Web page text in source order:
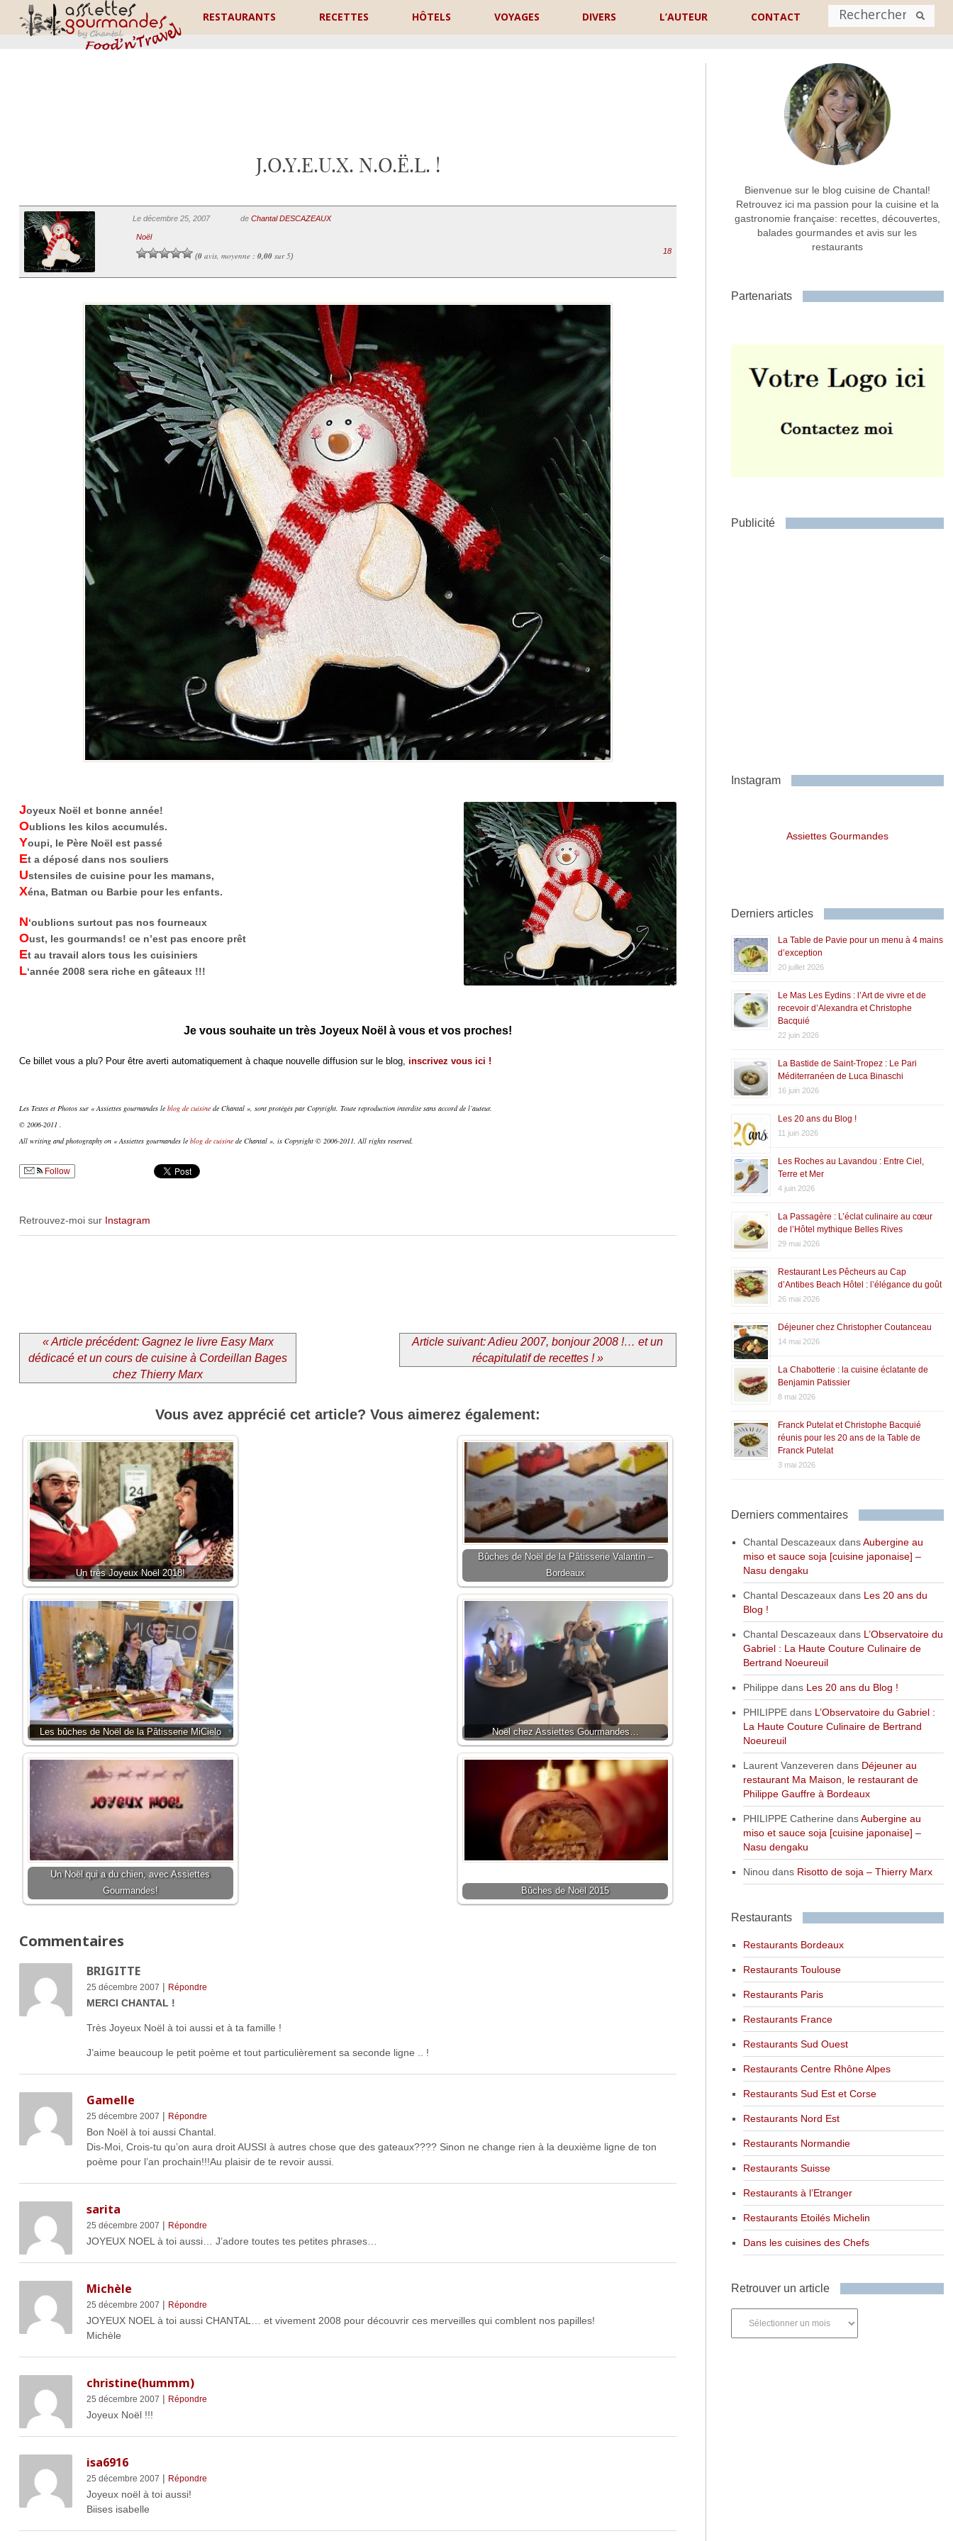
RESTAURANTS RECETTES HÔTELS VOYAGES DIVERS L’AUTEUR CONTACT
Nom
Commentaire ou message *
J.O.Y.E.U.X. N.O.Ë.L. !
Le décembre 25, 2007 de Chantal DESCAZEAUX
Noël
(0avis, moyenne : 0,00sur 5)
18
Joyeux Noël et bonne année!
Oublions les kilos accumulés.
Youpi, le Père Noël est passé
Et a déposé dans nos souliers
Ustensiles de cuisine pour les mamans,
Xéna, Batman ou Barbie pour les enfants.
N‘oublions surtout pas nos fourneaux
Oust, les gourmands! ce n’est pas encore prêt
Et au travail alors tous les cuisiniers
L‘année 2008 sera riche en gâteaux !!!
Je vous souhaite un très Joyeux Noël à vous et vos proches!
Ce billet vous a plu? Pour être averti automatiquement à chaque nouvelle diffusion sur le blog, inscrivez vous ici !
Les Textes et Photos sur « Assiettes gourmandes le blog de cuisinede Chantal », sont protégés par Copyright. Toute reproduction interdite sans accord de l’auteur.
© 2006-2011 .
All writing and photography on « Assiettes gourmandes le blog de cuisinede Chantal », is Copyright © 2006-2011. All rights reserved.
Follow
Retrouvez-moi sur Instagram
« Article précédent: Gagnez le livre Easy Marx
dédicacé et un cours de cuisine à Cordeillan Bages
chez Thierry Marx
Article suivant: Adieu 2007, bonjour 2008 !… et un
récapitulatif de recettes ! »
Vous avez apprécié cet article? Vous aimerez également:
Un très Joyeux Noël 2018!
Bûches de Noël de la Pâtisserie Valantin –
Bordeaux
Les bûches de Noël de la Pâtisserie MiCielo Noël chez Assiettes Gourmandes…
Un Noël qui a du chien, avec Assiettes
Gourmandes!
Bûches de Noël 2015
Commentaires
BRIGITTE
25 décembre 2007 | Répondre
MERCI CHANTAL !
Très Joyeux Noël à toi aussi et à ta famille !
J’aime beaucoup le petit poème et tout particulièrement sa seconde ligne .. !
Gamelle
25 décembre 2007 | Répondre
Bon Noël à toi aussi Chantal.
Dis-Moi, Crois-tu qu’on aura droit AUSSI à autres chose que des gateaux???? Sinon ne change rien à la deuxième ligne de ton
poème pour l’an prochain!!!Au plaisir de te revoir aussi.
sarita
25 décembre 2007 | Répondre
JOYEUX NOEL à toi aussi… J’adore toutes tes petites phrases…
Michèle
25 décembre 2007 | Répondre
JOYEUX NOEL à toi aussi CHANTAL… et vivement 2008 pour découvrir ces merveilles qui comblent nos papilles!
Michèle
christine(hummm)
25 décembre 2007 | Répondre
Joyeux Noël !!!
isa6916
25 décembre 2007 | Répondre
Joyeux noël à toi aussi!
Biises isabelle
Bienvenue sur le blog cuisine de Chantal!
Retrouvez ici ma passion pour la cuisine et la
gastronomie française: recettes, découvertes,
balades gourmandes et avis sur les
restaurants
Partenariats
Publicité
Instagram
Assiettes Gourmandes
Derniers articles
La Table de Pavie pour un menu à 4 mains
d’exception
20 juillet 2026
Le Mas Les Eydins : l’Art de vivre et de
recevoir d’Alexandra et Christophe
Bacquié
22 juin 2026
La Bastide de Saint-Tropez : Le Pari
Méditerranéen de Luca Binaschi
16 juin 2026
Les 20 ans du Blog !
11 juin 2026
Les Roches au Lavandou : Entre Ciel,
Terre et Mer
4 juin 2026
La Passagère : L’éclat culinaire au cœur
de l’Hôtel mythique Belles Rives
29 mai 2026
Restaurant Les Pêcheurs au Cap
d’Antibes Beach Hôtel : l’élégance du goût
26 mai 2026
Déjeuner chez Christopher Coutanceau
14 mai 2026
La Chabotterie : la cuisine éclatante de
Benjamin Patissier
8 mai 2026
Franck Putelat et Christophe Bacquié
réunis pour les 20 ans de la Table de
Franck Putelat
3 mai 2026
Derniers commentaires
Chantal DescazeauxdansAubergine au
miso et sauce soja [cuisine japonaise] –
Nasu dengaku
Chantal Descazeauxdans Les 20 ans du
Blog !
Chantal Descazeauxdans L’Observatoire du
Gabriel : La Haute Couture Culinaire de
Bertrand Noeureuil
Philippe dans Les 20 ans du Blog !
PHILIPPEdans L’Observatoire du Gabriel :
La Haute Couture Culinaire de Bertrand
Noeureuil
Laurent Vanzeveren dans Déjeuner au
restaurant Ma Maison, le restaurant de
Philippe Gauffre à Bordeaux
PHILIPPE Catherine dansAubergine au
miso et sauce soja [cuisine japonaise] –
Nasu dengaku
Ninou dans Risotto de soja – Thierry Marx
Restaurants
Restaurants Bordeaux
Restaurants Toulouse
Restaurants Paris
Restaurants France
Restaurants Sud Ouest
Restaurants Centre Rhône Alpes
Restaurants Sud Est et Corse
Restaurants Nord Est
Restaurants Normandie
Restaurants Suisse
Restaurants à l’Etranger
Restaurants Etoilés Michelin
Dans les cuisines des Chefs
Retrouver un article